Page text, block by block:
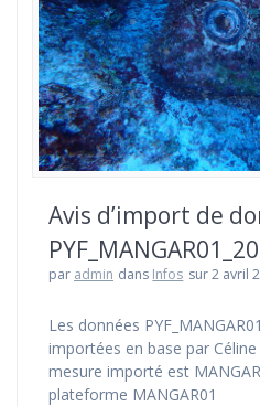
Avis d’import de
par admin dans Infos sur 2 avril
Les données
importées en base par
mesure importé est
plateforme MANGAR01